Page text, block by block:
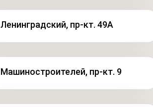
Ленинградский, пр-кт. 49А
Машиностроителей, пр-кт. 9